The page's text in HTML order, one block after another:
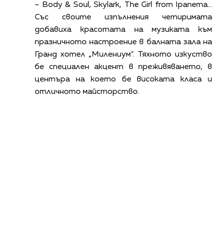
– Body & Soul, Skylark, The Girl from Ipanema…
Със своите изпълнения четиримата
добавиха красотата на музиката към
празничното настроение в балната зала на
Гранд хотел „Милениум“. Тяхното изкуство
бе специален акцент в преживяването, в
центъра на което бе високата класа и
отличното майсторство.